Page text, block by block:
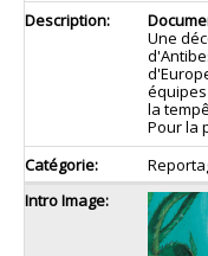
Une
la
Pour la